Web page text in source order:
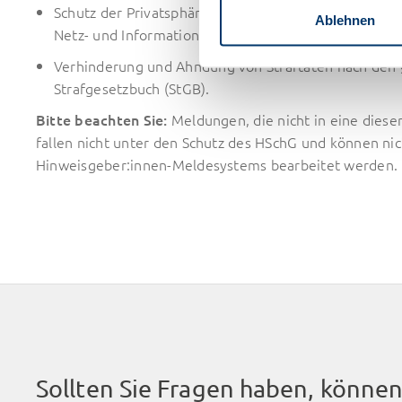
Gerichtshof kein
dass Ihre Daten dem Zugriff
und dagegen keine
Einstellungen dargestellt auf
werden dürfen. Sie können
Anbieter – bearbeiten und
(ausgenommen hiervon sind
Cookie-Einstellungen.
Ablehnen
Schutz der Privatsphäre und personenbezogener
Netz- und Informationssystemen
Verhinderung und Ahndung von Straftaten nach den
Strafgesetzbuch (StGB).
Bitte beachten Sie: Meldungen, die nicht in eine
fallen nicht unter den Schutz des HSchG und können
Hinweisgeber:innen-Meldesystems bearbeitet werden.
Sollten Sie Fragen haben,